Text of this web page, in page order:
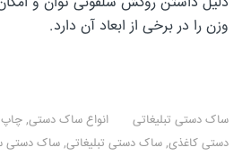
وزن را در برخی از ابعاد آن دارد.
ساک دستی تبلیغاتی انواع ساک دستی,
دستی کاغذی, ساک دستی تبلیغاتی, ساک دستی